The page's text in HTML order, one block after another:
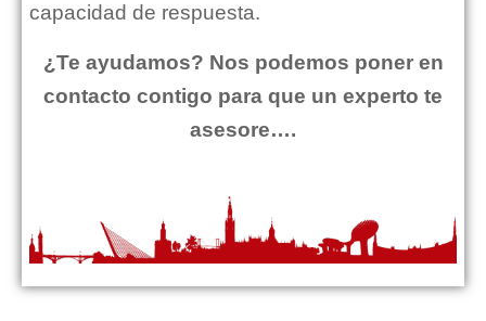
capacidad de respuesta.
¿Te ayudamos? Nos podemos poner en
contacto contigo para que un experto te
asesore….